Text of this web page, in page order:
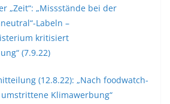
„Zeit“: „Missstände bei der
Labeln –
kritisiert
(7.9.22)
(12.8.22): „Nach foodwatch-
Klimawerbung“